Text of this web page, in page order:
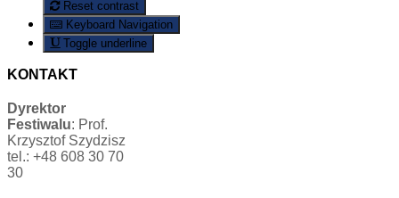
Reset contrast
Keyboard Navigation
Toggle underline
KONTAKT
Dyrektor
Festiwalu: Prof.
Krzysztof Szydzisz
tel.: +48 608 30 70
30